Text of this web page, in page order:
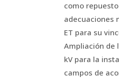
como
adecuaciones
ET para su
Ampliación de
kV para la
campos de